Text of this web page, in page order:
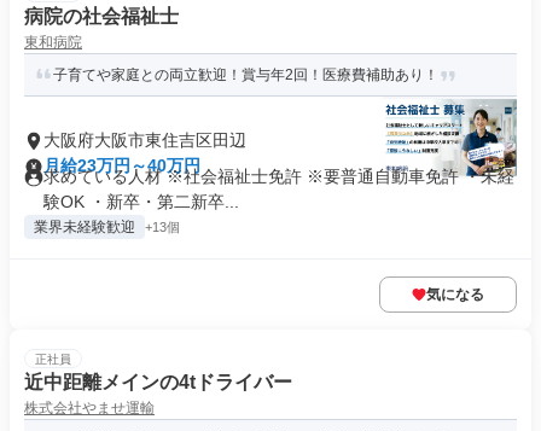
病院の社会福祉士
東和病院
子育てや家庭との両立歓迎！賞与年2回！医療費補助あり！
大阪府大阪市東住吉区田辺
月給23万円～40万円
求めている人材 ※社会福祉士免許 ※要普通自動車免許 ・未経
験OK ・新卒・第二新卒...
業界未経験歓迎 +13個
気になる
正社員
近中距離メインの4tドライバー
株式会社やませ運輸